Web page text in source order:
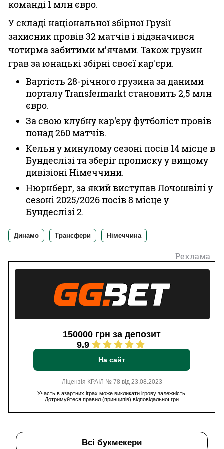
команді 1 млн євро.
У складі національної збірної Грузії
захисник провів 32 матчів і відзначився
чотирма забитими м’ячами. Також грузин
грав за юнацькі збірні своєї кар'єри.
Вартість 28-річного грузина за даними
порталу Transfermarkt становить 2,5 млн
євро.
За свою клубну кар'єру футболіст провів
понад 260 матчів.
Кельн у минулому сезоні посів 14 місце в
Бундеслізі та зберіг прописку у вищому
дивізіоні Німеччини.
Нюрнберг, за який виступав Лочошвілі у
сезоні 2025/2026 посів 8 місце у
Бундеслізі 2.
Динамо Трансфери Німеччина
Реклама
150000 грн за депозит
9.9
На сайт
Ліцензія КРАІЛ № 78 від 23.08.2023
Участь в азартних іграх може викликати ігрову залежність.
Дотримуйтеся правил (принципів) відповідальної гри
Всі букмекери